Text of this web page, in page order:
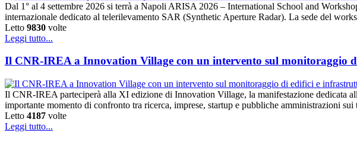
Dal 1° al 4 settembre 2026 si terrà a Napoli ARISA 2026 – International School and
internazionale dedicato al telerilevamento SAR (Synthetic Aperture Radar). La sede del
Letto 9830 volte
Leggi tutto...
Il CNR-IREA a Innovation Village con un intervento sul monitoraggio
Il CNR-IREA parteciperà alla XI edizione di Innovation Village, la manifestazione dedicata
importante momento di confronto tra ricerca, imprese, startup e pubbliche amministrazioni
Letto 4187 volte
Leggi tutto...